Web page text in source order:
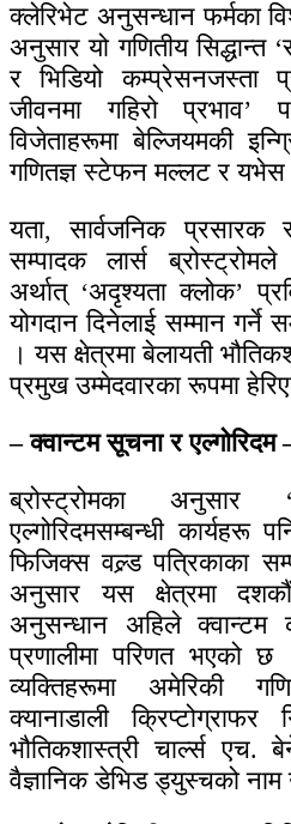
क्लेरिभेट अनुसन्धान फर्मका
अनुसार यो गणितीय सिद्धान्त
र भिडियो कम्प्रेसनजस्ता
जीवनमा गहिरो
विजेताहरूमा बेल्जियमकी
गणितज्ञ स्टेफन मल्लट र यभेस
यता, सार्वजनिक प्रसारक
सम्पादक लार्स
अर्थात् ‘अदृश्यता क्लोक’
योगदान दिनेलाई सम्मान गर्ने
। यस क्षेत्रमा बेलायती
प्रमुख उम्मेदवारका रूपमा
– क्वान्टम सूचना र एल्गोरिदम
ब्रोस्ट्रोमका अनुसार
एल्गोरिदमसम्बन्धी कार्यहरू
फिजिक्स वल्र्ड पत्रिकाका
अनुसार यस क्षेत्रमा
अनुसन्धान अहिले क्वान्टम
प्रणालीमा परिणत भएको छ
व्यक्तिहरूमा अमेरिकी
क्यानाडाली क्रिप्टोग्राफर
भौतिकशास्त्री चार्ल्स एच.
वैज्ञानिक डेभिड ड्युस्चको